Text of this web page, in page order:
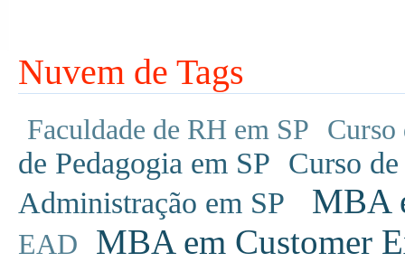
Nuvem de Tags
Faculdade de RH em SP Curso
de Pedagogia em SP Curso
Administração em SP
MBA
EAD MBA em Customer